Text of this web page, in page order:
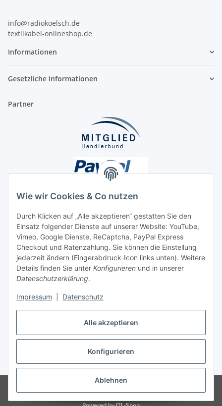
Alle akzeptieren
Konfigurieren
Ablehnen
Wie wir Cookies & Co nutzen
Durch Klicken auf „Alle akzeptieren“ gestatten Sie den
Einsatz folgender Dienste auf unserer Website: YouTube,
Vimeo, Google Dienste, ReCaptcha, PayPal Express
Checkout und Ratenzahlung. Sie können die Einstellung
jederzeit ändern (Fingerabdruck-Icon links unten). Weitere
Details finden Sie unter Konfigurieren und in unserer
Datenschutzerklärung.
Impressum Datenschutz
info@radiokoelsch.de
textilkabel-onlineshop.de
Informationen
Gesetzliche Informationen
Partner
Unsere Seiten
Social Media
Vertrag widerrufen
* Alle Preise inkl. gesetzlicher USt., ** siehe Lieferbedingungen, zzgl.
Versand